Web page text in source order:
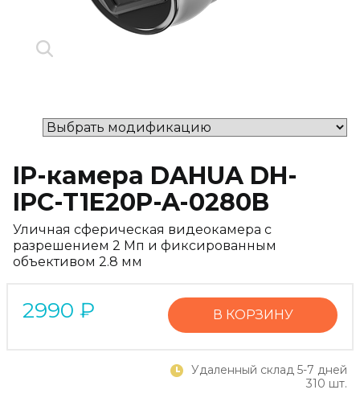
IP-камера DAHUA DH-
IPC-T1E20P-A-0280B
Уличная сферическая видеокамера с
разрешением 2 Мп и фиксированным
объективом 2.8 мм
2990 ₽ В КОРЗИНУ
Удаленный склад 5-7 дней
310 шт.